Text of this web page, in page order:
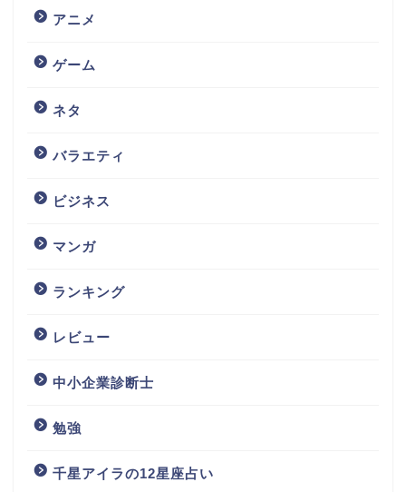
アニメ
ゲーム
ネタ
バラエティ
ビジネス
マンガ
ランキング
レビュー
中小企業診断士
勉強
千星アイラの12星座占い